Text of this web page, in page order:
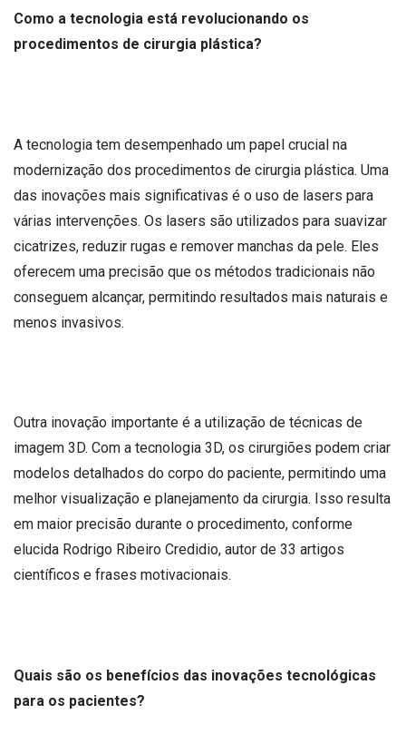
Como a tecnologia está revolucionando os
procedimentos de cirurgia plástica?
A tecnologia tem desempenhado um papel crucial na
modernização dos procedimentos de cirurgia plástica. Uma
das inovações mais significativas é o uso de lasers para
várias intervenções. Os lasers são utilizados para suavizar
cicatrizes, reduzir rugas e remover manchas da pele. Eles
oferecem uma precisão que os métodos tradicionais não
conseguem alcançar, permitindo resultados mais naturais e
menos invasivos.
Outra inovação importante é a utilização de técnicas de
imagem 3D. Com a tecnologia 3D, os cirurgiões podem criar
modelos detalhados do corpo do paciente, permitindo uma
melhor visualização e planejamento da cirurgia. Isso resulta
em maior precisão durante o procedimento, conforme
elucida Rodrigo Ribeiro Credidio, autor de 33 artigos
científicos e frases motivacionais.
Quais são os benefícios das inovações tecnológicas
para os pacientes?